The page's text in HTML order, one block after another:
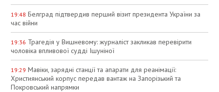
19:48 Белград підтвердив перший візит президента України за
час війни
19:36 Трагедія у Вишневому: журналіст закликав перевірити
чоловіка впливової судді Ішуніної
19:29 Мавіки, зарядні станції та апарати для реанімації:
Християнський корпус передав вантаж на Запорізький та
Покровський напрямки